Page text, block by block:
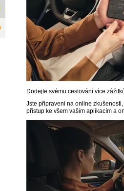
Dodejte svému cestování více
Jste připraveni na online
přístup ke všem vašim aplikacím a